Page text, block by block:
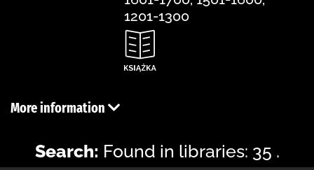
1201-1300
More information
Search: Found in libraries: 35 .